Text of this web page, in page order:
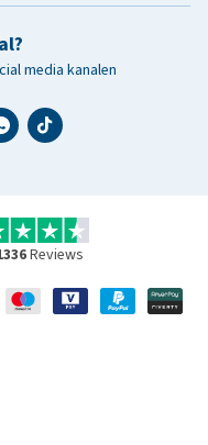
media kanalen
Reviews